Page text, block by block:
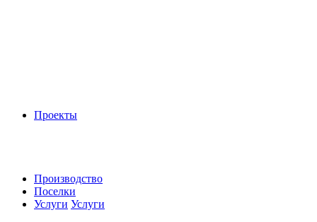
Проекты
Производство
Поселки
Услуги Услуги